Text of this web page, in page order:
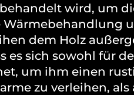
wird, um
Wärmebehandlung
dem Holz
es sich sowohl für
um ihm einen
zu verleihen, als